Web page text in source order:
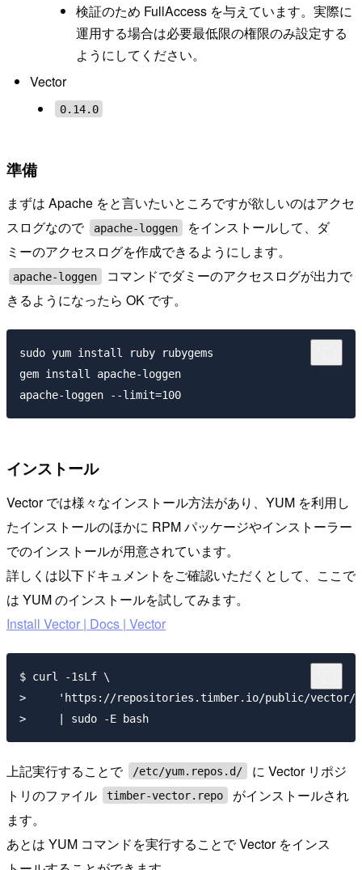
検証のため FullAccess を与えています。実際に
運用する場合は必要最低限の権限のみ設定する
ようにしてください。
Vector
0.14.0
準備
まずは Apache をと言いたいところですが欲しいのはアクセ
スログなので
apache-loggen
をインストールして、ダ
ミーのアクセスログを作成できるようにします。
apache-loggen
コマンドでダミーのアクセスログが出力で
きるようになったら OK です。
sudo yum install ruby rubygems
gem install apache-loggen
インストール
Vector では様々なインストール方法があり、YUM を利用し
たインストールのほかに RPM パッケージやインストーラー
でのインストールが用意されています。
詳しくは以下ドキュメントをご確認いただくとして、ここで
は YUM のインストールを試してみます。
Install Vector | Docs | Vector
$ curl -1sLf \
>     'https://repositories.timber.io/public/vector/
上記実行することで /etc/yum.repos.d/
に Vector リポジ
トリのファイル
timber-vector.repo
がインストールされ
ます。
あとは YUM コマンドを実行することで Vector をインス